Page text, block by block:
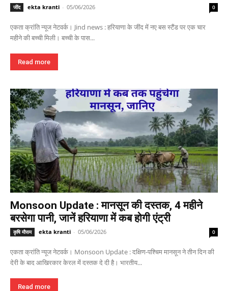
जींद ekta kranti - 05/06/2026 0
एकता क्रांति न्यूज नेटवर्क। Jind news : हरियाणा के जींद में नए बस स्टैंड पर एक चार
महीने की बच्ची मिली। बच्ची के पास...
Read more
Monsoon Update : मानसून की दस्तक, 4 महीने
बरसेगा पानी, जानें हरियाणा में कब होगी एंट्री
कृषि मौसम ekta kranti - 05/06/2026 0
एकता क्रांति न्यूज नेटवर्क। Monsoon Update : दक्षिण-पश्चिम मानसून ने तीन दिन की
देरी के बाद आखिरकार केरल में दस्तक दे दी है। भारतीय...
Read more